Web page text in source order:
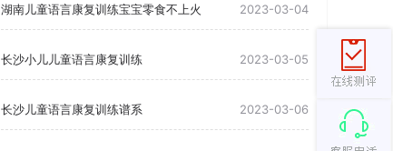
湖南儿童语言康复训练宝宝零食不上火 2023-03-04
长沙小儿儿童语言康复训练 2023-03-05
长沙儿童语言康复训练谱系 2023-03-06